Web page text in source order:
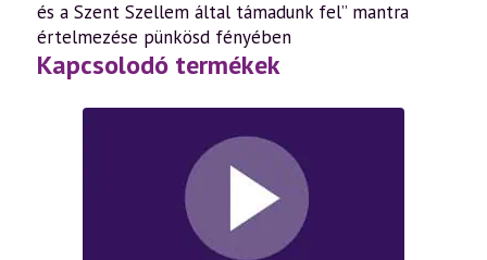
és a Szent Szellem által támadunk fel” mantra
értelmezése pünkösd fényében
Kapcsolodó termékek